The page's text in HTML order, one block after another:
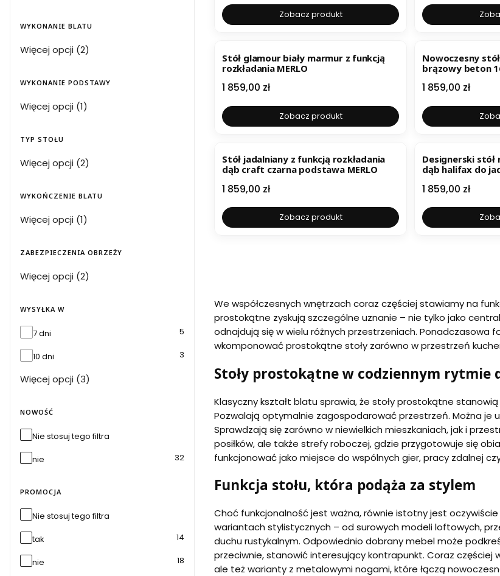
WYKONANIE BLATU
Wykonanie blatu
Więcej opcji (2)
WYKONANIE PODSTAWY
Wykonanie Podstawy
Więcej opcji (1)
TYP STOŁU
Typ stołu
Więcej opcji (2)
WYKOŃCZENIE BLATU
Wykończenie blatu
Więcej opcji (1)
ZABEZPIECZENIA OBRZEŻY
Zabezpieczenia obrzeży
Więcej opcji (2)
WYSYŁKA W
Wysyłka w
7 dni 5
10 dni 3
Więcej opcji (3)
NOWOŚĆ
Nie stosuj tego filtra
nie
32
PROMOCJA
Nie stosuj tego filtra
tak
14
nie 18
Zobacz produkt
Stół glamour biały marmur z funkcją
rozkładania MERLO
Cena
1 859,00 zł
Zobacz produkt
Nowoczesny
brązowy beton
Cena
1 859,00 zł
Stół jadalniany z funkcją rozkładania
dąb craft czarna podstawa MERLO
Cena
1 859,00 zł
Zobacz produkt
Designerski stół
dąb halifax do
Cena
1 859,00 zł
We współczesnych wnętrzach coraz częściej stawiamy na
prostokątne zyskują szczególne uznanie – nie tylko jako
odnajdują się w wielu różnych przestrzeniach.
wkomponować prostokątne stoły zarówno w przestrzeń
Stoły prostokątne w codziennym rytmie
Klasyczny kształt blatu sprawia, że stoły prostokątne
Pozwalają optymalnie zagospodarować przestrzeń. Można je
Sprawdzają się zarówno w niewielkich mieszkaniach, jak i
posiłków, ale także strefy roboczej, gdzie przygotowuje się
funkcjonować jako miejsce do wspólnych gier, pracy zdalnej
Funkcja stołu, która podąża za stylem
Choć funkcjonalność jest ważna, równie istotny jest
wariantach stylistycznych – od surowych modeli loftowych,
duchu rustykalnym. Odpowiednio dobrany mebel może
przeciwnie, stanowić interesujący kontrapunkt. Coraz częściej
ale też warianty z metalowymi nogami, które łączą